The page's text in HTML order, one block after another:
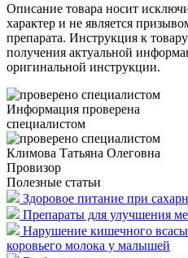
Описание товара носит
характер и не является
препарата. Инструкция к
получения актуальной
оригинальной инструкции.
Информация проверена
специалистом
Климова Татьяна Олеговна
Провизор
Полезные статьи
Здоровое питание при
Препараты для улучшения
Нарушение кишечного
коровьего молока у малышей